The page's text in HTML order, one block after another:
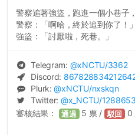
警察追著強盜，跑進一個小巷子
警察：「啊哈，終於追到你了！」
強盜：「討厭啦，死巷。」
Telegram: @xNCTU/3362
Discord:
Plurk:@xNCTU/nxskqn
Twitter: @x_NCTU/
審核結果： 通過 5 票 / 駁回 0